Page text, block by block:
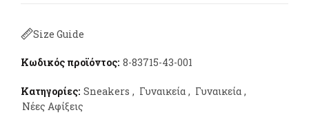
Size Guide
Κωδικός προϊόντος: 8-83715-43-001
Κατηγορίες: Sneakers , Γυναικεία , Γυναικεία ,
Νέες Αφίξεις